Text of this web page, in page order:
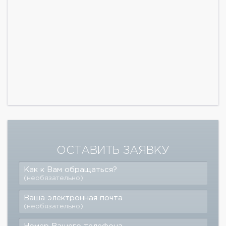
ОСТАВИТЬ ЗАЯВКУ
Как к Вам обращаться?
(необязательно)
Ваша электронная почта
(необязательно)